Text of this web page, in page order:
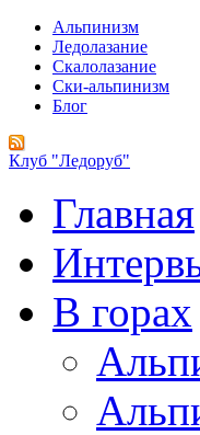
Альпинизм
Ледолазание
Скалолазание
Ски-альпинизм
Блог
Клуб "Ледоруб"
Главная
В горах